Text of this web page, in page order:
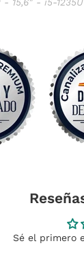
15,6" - i5-
Sé el primero